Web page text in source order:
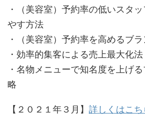
・（美容室）予約率の低いスタ
やす方法
・（美容室）予約率を高めるブ
・効率的集客による売上最大化法
・名物メニューで知名度を上げ
略
【２０２１年３月】 詳しくはこ